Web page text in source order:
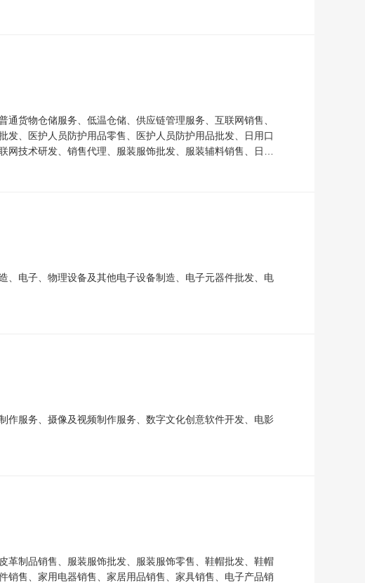
货物仓储服务、低温仓储、供应链管理服务、互联网销售、
、医护人员防护用品零售、医护人员防护用品批发、日用口
技术研发、销售代理、服装服饰批发、服装辅料销售、日用
、电子、物理设备及其他电子设备制造、电子元器件批发、电
作服务、摄像及视频制作服务、数字文化创意软件开发、电影
革制品销售、服装服饰批发、服装服饰零售、鞋帽批发、鞋帽
售、家用电器销售、家居用品销售、家具销售、电子产品销